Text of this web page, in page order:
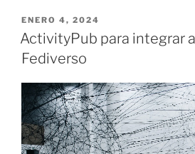
PUBLICADO
EL
ENERO 4, 2024
ActivityPub para integrar
Fediverso